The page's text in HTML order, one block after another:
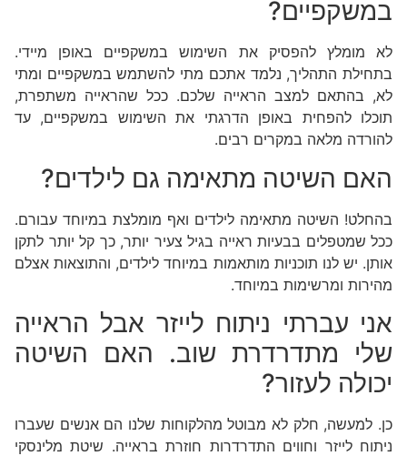
במשקפיים?
לא מומלץ להפסיק את השימוש במשקפיים באופן מיידי.
בתחילת התהליך, נלמד אתכם מתי להשתמש במשקפיים ומתי
לא, בהתאם למצב הראייה שלכם. ככל שהראייה משתפרת,
תוכלו להפחית באופן הדרגתי את השימוש במשקפיים, עד
להורדה מלאה במקרים רבים.
האם השיטה מתאימה גם לילדים?
בהחלט! השיטה מתאימה לילדים ואף מומלצת במיוחד עבורם.
ככל שמטפלים בבעיות ראייה בגיל צעיר יותר, כך קל יותר לתקן
אותן. יש לנו תוכניות מותאמות במיוחד לילדים, והתוצאות אצלם
מהירות ומרשימות במיוחד.
אני עברתי ניתוח לייזר אבל הראייה
שלי מתדרדרת שוב. האם השיטה
יכולה לעזור?
כן. למעשה, חלק לא מבוטל מהלקוחות שלנו הם אנשים שעברו
ניתוח לייזר וחווים התדרדרות חוזרת בראייה. שיטת מלינסקי